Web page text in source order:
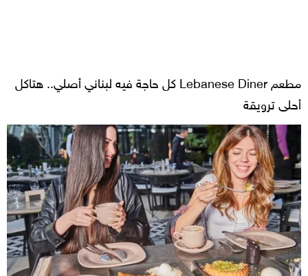
مطعم Lebanese Diner كل حاجة فيه لبناني أصلي.. هتاكل
أحلى ترويقة